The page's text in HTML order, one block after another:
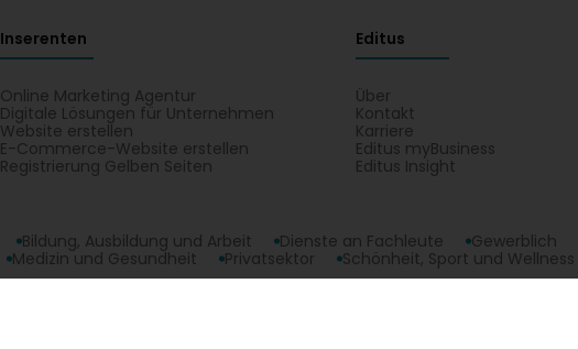
Inserenten
Online Marketing Agentur
Digitale Lösungen für Unternehmen
Website erstellen
E-Commerce-Website erstellen
Registrierung Gelben Seiten
Editus
Über
Kontakt
Karriere
Editus myBusiness
Editus Insight
Bildung, Ausbildung und Arbeit Dienste an Fachleute Gewerblich
Medizin und Gesundheit Privatsektor
Schönheit, Sport und Wellness